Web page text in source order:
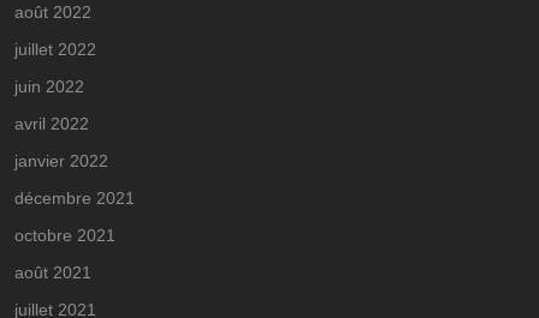
août 2022
juillet 2022
juin 2022
avril 2022
janvier 2022
décembre 2021
octobre 2021
août 2021
juillet 2021